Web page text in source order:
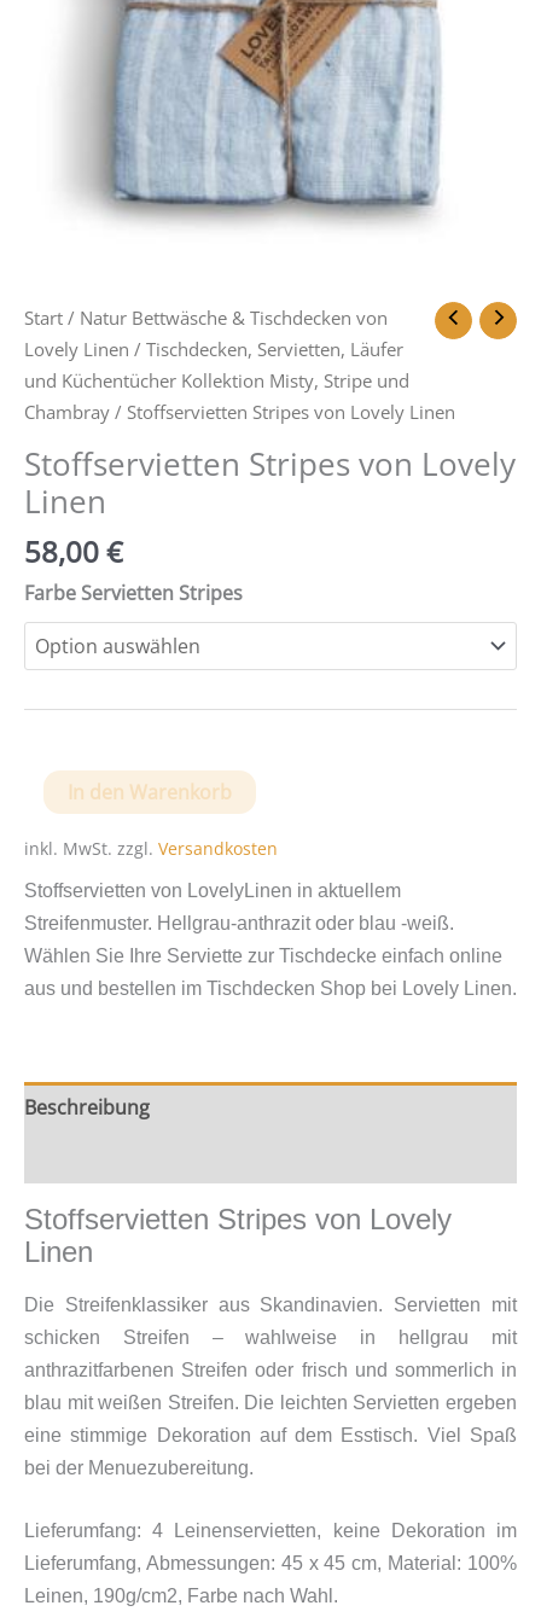
Start / Natur Bettwäsche & Tischdecken von
Lovely Linen / Tischdecken, Servietten, Läufer
und Küchentücher Kollektion Misty, Stripe und
Chambray / Stoffservietten Stripes von Lovely Linen
Stoffservietten Stripes von Lovely
Linen
58,00€
Farbe Servietten Stripes
Stoffservietten
Stripes
von
Lovely
Linen
Menge
In den Warenkorb
inkl. MwSt. zzgl. Versandkosten
Stoffservietten von LovelyLinen in aktuellem
Streifenmuster. Hellgrau-anthrazit oder blau -weiß.
Wählen Sie Ihre Serviette zur Tischdecke einfach online
aus und bestellen im Tischdecken Shop bei Lovely Linen.
Beschreibung
Stoffservietten Stripes von Lovely
Linen
Die Streifenklassiker aus Skandinavien. Servietten mit
schicken Streifen – wahlweise in hellgrau mit
anthrazitfarbenen Streifen oder frisch und sommerlich in
blau mit weißen Streifen. Die leichten Servietten ergeben
eine stimmige Dekoration auf dem Esstisch. Viel Spaß
bei der Menuezubereitung.
Lieferumfang: 4 Leinenservietten, keine Dekoration im
Lieferumfang, Abmessungen: 45 x 45 cm, Material: 100%
Leinen, 190g/cm2, Farbe nach Wahl.